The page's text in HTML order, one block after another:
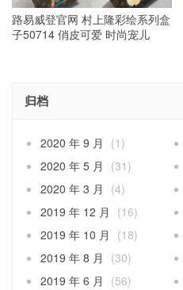
路易威登官网 村上隆彩绘系列盒
子50714 俏皮可爱 时尚宠儿
归档
2020 年 9 月 (1)
2020 年 5 月
(31)
2020 年 3 月
(4)
2019 年 12 月
(16)
2019 年 10 月
(18)
2019 年 8 月
(30)
2019 年 6 月
(56)